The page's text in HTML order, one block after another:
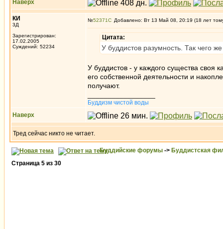
Наверх
КИ
3Д
Зарегистрирован:
17.02.2005
Суждений: 52234
№52371 Добавлено: Вт 13 Май 08, 20:19 (18 лет
Цитата:
У буддистов разумность. Так чего
У буддистов - у каждого существа своя
его собственной деятельности и
получают.
Буддизм чистой воды
Наверх
Тред сейчас никто не читает.
Буддийские форумы -> Буддистская
Страница 5 из 30